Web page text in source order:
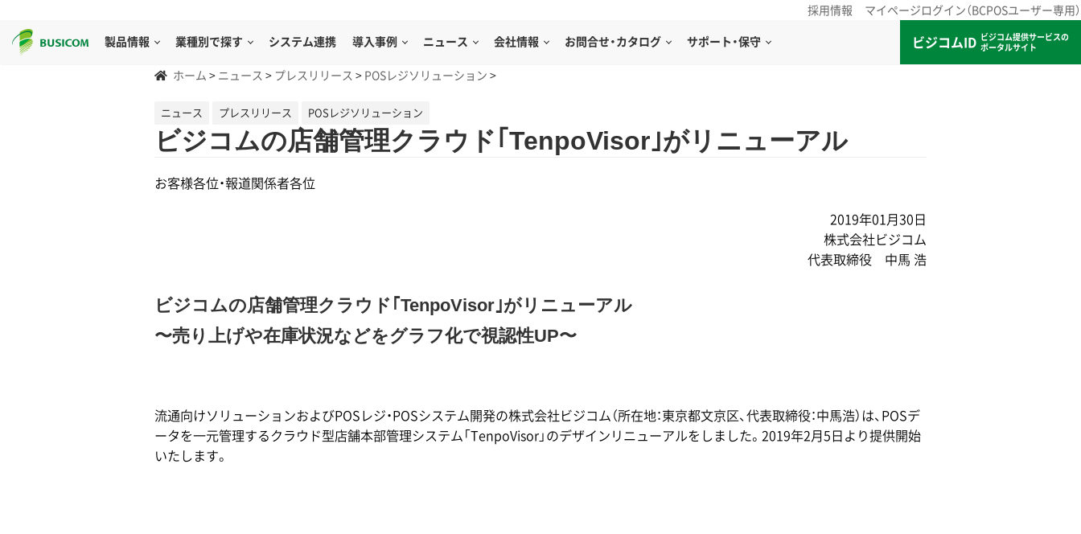
採用情報 マイページログイン（BCPOSユーザー専用）
製品情報 業種別で探す システム連携 導入事例 ニュース 会社情報 お問合せ・カタログ サポート・保守 ビジコムID
ビジコム提供サービスの
ポータルサイト
ホーム > ニュース > プレスリリース > POSレジソリューション >
ニュース プレスリリース POSレジソリューション
ビジコムの店舗管理クラウド｢TenpoVisor｣がリニューアル
お客様各位・報道関係者各位
2019年01月30日
株式会社ビジコム
代表取締役 中馬 浩
ビジコムの店舗管理クラウド｢TenpoVisor｣がリニューアル
〜売り上げや在庫状況などをグラフ化で視認性UP〜
流通向けソリューションおよびPOSレジ・POSシステム開発の株式会社ビジコム（所在地：東京都文京区、代表取締役：中馬浩）は、POSデ
ータを一元管理するクラウド型店舗本部管理システム「TenpoVisor」のデザインリニューアルをしました。2019年2月5日より提供開始
いたします。